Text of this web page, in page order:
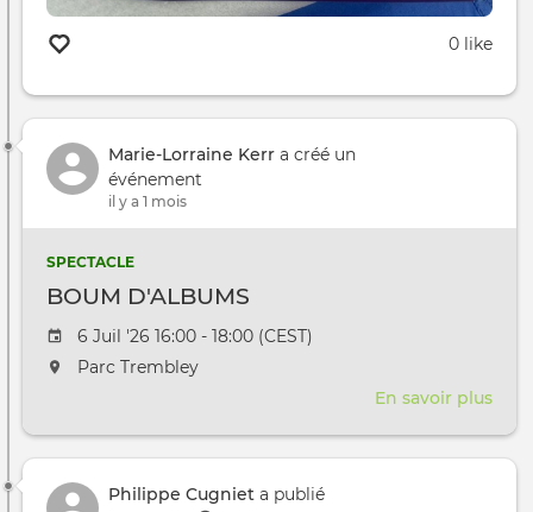
0 like
Marie-Lorraine Kerr a créé un
événement
il y a 1 mois
SPECTACLE
BOUM D'ALBUMS
Date de l'évênement
6 Juil '26 16:00 - 18:00 (CEST)
L'événement aura lieu au / à
Parc Trembley
En savoir plus
Philippe Cugniet a publié